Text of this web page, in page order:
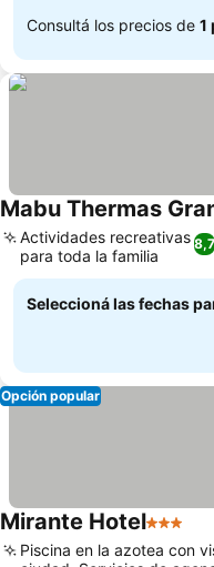
Consultá los precios de 1
Mabu Thermas
8,7
Actividades recreativas
para toda la familia
Seleccioná las fechas
Opción popular
Mirante Hotel3
Piscina en la azotea con